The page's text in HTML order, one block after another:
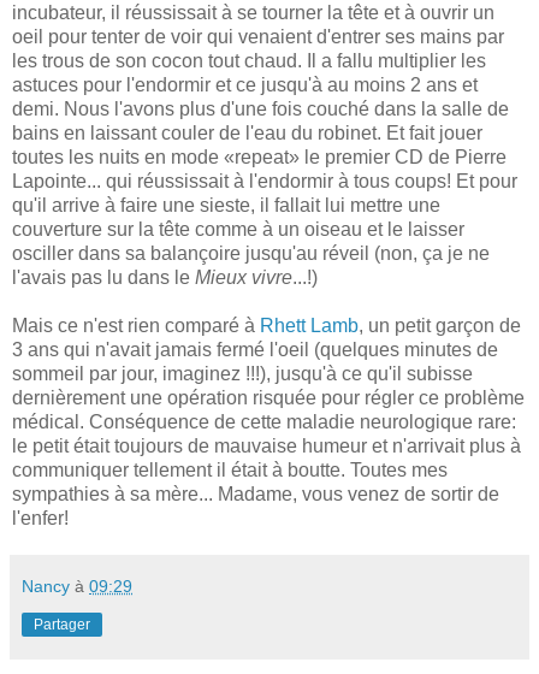
incubateur, il réussissait à se tourner la tête et à ouvrir un
oeil pour tenter de voir qui venaient d'entrer ses mains par
les trous de son cocon tout chaud. Il a fallu multiplier les
astuces pour l'endormir et ce jusqu'à au moins 2 ans et
demi. Nous l'avons plus d'une fois couché dans la salle de
bains en laissant couler de l'eau du robinet. Et fait jouer
toutes les nuits en mode «repeat» le premier CD de Pierre
Lapointe... qui réussissait à l'endormir à tous coups! Et pour
qu'il arrive à faire une sieste, il fallait lui mettre une
couverture sur la tête comme à un oiseau et le laisser
osciller dans sa balançoire jusqu'au réveil (non, ça je ne
l'avais pas lu dans le Mieux vivre...!)
Mais ce n'est rien comparé à Rhett Lamb, un petit garçon de
3 ans qui n'avait jamais fermé l'oeil (quelques minutes de
sommeil par jour, imaginez !!!), jusqu'à ce qu'il subisse
dernièrement une opération risquée pour régler ce problème
médical. Conséquence de cette maladie neurologique rare:
le petit était toujours de mauvaise humeur et n'arrivait plus à
communiquer tellement il était à boutte. Toutes mes
sympathies à sa mère... Madame, vous venez de sortir de
l'enfer!
Nancy à 09:29
Partager